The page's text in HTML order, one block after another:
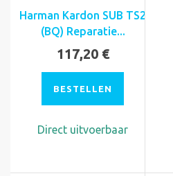
Harman Kardon SUB TS2
(BQ) Reparatie...
117,20 €
BESTELLEN
Direct uitvoerbaar